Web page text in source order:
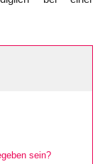
sein?